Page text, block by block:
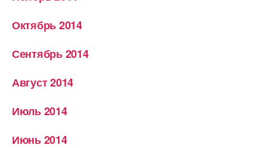
Октябрь 2014
Сентябрь 2014
Август 2014
Июль 2014
Июнь 2014